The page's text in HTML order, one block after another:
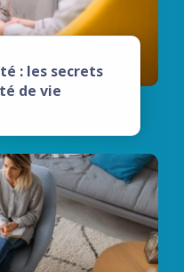
: les secrets
de vie